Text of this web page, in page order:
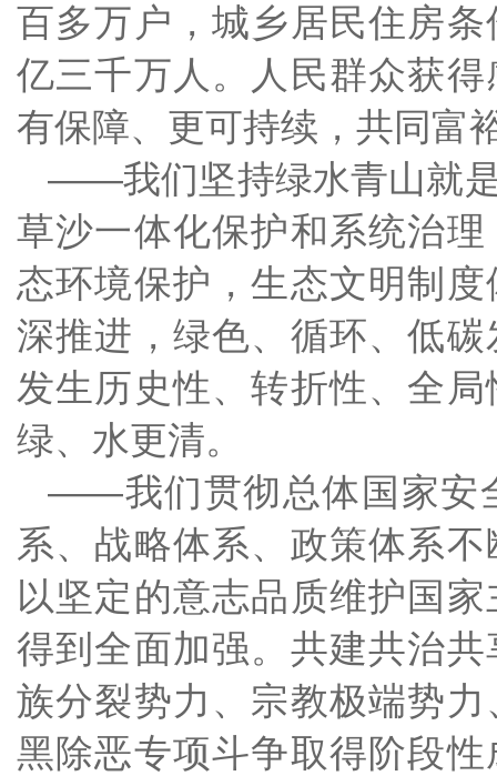
百多万户，城乡居民住房
亿三千万人。人民群众获
有保障、更可持续，共同富
——我们坚持绿水青山就
草沙一体化保护和系统治
态环境保护，生态文明制
深推进，绿色、循环、低
发生历史性、转折性、全
绿、水更清。
——我们贯彻总体国家安
系、战略体系、政策体系
以坚定的意志品质维护国
得到全面加强。共建共治
族分裂势力、宗教极端势
黑除恶专项斗争取得阶段